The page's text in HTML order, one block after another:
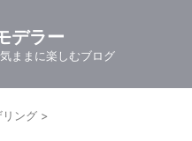
デラー
ままに楽しむブログ
リング >